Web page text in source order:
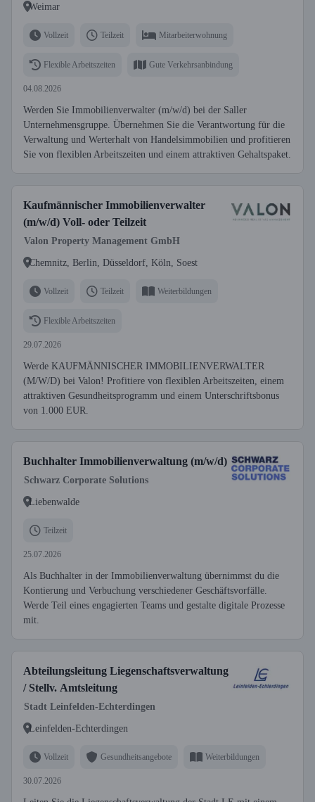
Weimar
Vollzeit Teilzeit Mitarbeiterwohnung
Flexible Arbeitszeiten Gute Verkehrsanbindung
04.08.2026
Werden Sie Immobilienverwalter (m/w/d) bei der Saller
Unternehmensgruppe. Übernehmen Sie die Verantwortung für die
Verwaltung und Werterhalt von Handelsimmobilien und profitieren
Sie von flexiblen Arbeitszeiten und einem attraktiven Gehaltspaket.
Kaufmännischer Immobilienverwalter
(m/w/d) Voll- oder Teilzeit
Valon Property Management GmbH
Chemnitz, Berlin, Düsseldorf, Köln, Soest
Vollzeit Teilzeit Weiterbildungen
Flexible Arbeitszeiten
29.07.2026
Werde KAUFMÄNNISCHER IMMOBILIENVERWALTER
(M/W/D) bei Valon! Profitiere von flexiblen Arbeitszeiten, einem
attraktiven Gesundheitsprogramm und einem Unterschriftsbonus
von 1.000 EUR.
Buchhalter Immobilienverwaltung (m/w/d)
Schwarz Corporate Solutions
Liebenwalde
Teilzeit
25.07.2026
Als Buchhalter in der Immobilienverwaltung übernimmst du die
Kontierung und Verbuchung verschiedener Geschäftsvorfälle.
Werde Teil eines engagierten Teams und gestalte digitale Prozesse
mit.
Abteilungsleitung Liegenschaftsverwaltung
/ Stellv. Amtsleitung
Stadt Leinfelden-Echterdingen
Leinfelden-Echterdingen
Vollzeit Gesundheitsangebote Weiterbildungen
30.07.2026